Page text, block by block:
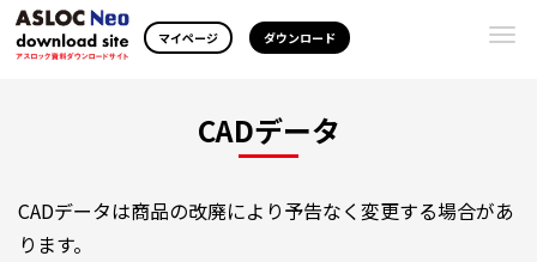
マイページ ダウンロード
CADデータ
CADデータは商品の改廃により予告なく変更する場合があ
ります。